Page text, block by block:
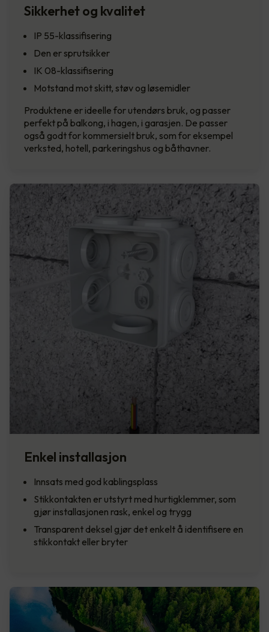
Sikkerhet og kvalitet
IP 55-klassifisering
Den er sprutsikker
IK 08-klassifisering
Motstand mot skitt, støv og løsemidler
Produktene er ideelle for utendørs bruk, og passer
perfekt på balkong, i hagen, i garasjen. De passer
også godt for kommersielt bruk, som for eksempel
verksted, hotell, parkeringshus og båthavner.
Enkel installasjon
Innsats med god kablingsplass
Stikkontakten er utstyrt med hurtigklemmer, som
gjør installasjonen rask, enkel og trygg
Transparent deksel gjør det enkelt å identifisere en
stikkontakt eller bryter